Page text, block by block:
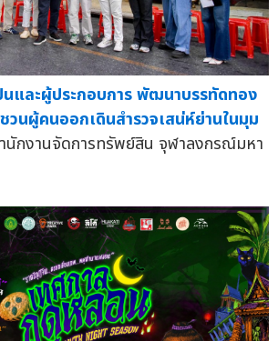
และผู้ประกอบการ พัฒนาบรรทัดทอง
นผู้คนออกเดินสำรวจเสน่ห์ย่านในมุม
กงานจัดการทรัพย์สิน จุฬาลงกรณ์มหา